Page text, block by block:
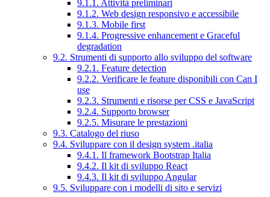
9.1.1. Attività preliminari
9.1.2. Web design responsivo e accessibile
9.1.3. Mobile first
9.1.4. Progressive enhancement e Graceful
degradation
9.2. Strumenti di supporto allo sviluppo del software
9.2.1. Feature detection
9.2.2. Verificare le feature disponibili con Can I
use
9.2.3. Strumenti e risorse per CSS e JavaScript
9.2.4. Supporto browser
9.2.5. Misurare le prestazioni
9.3. Catalogo del riuso
9.4. Sviluppare con il design system .italia
9.4.1. Il framework Bootstrap Italia
9.4.2. Il kit di sviluppo React
9.4.3. Il kit di sviluppo Angular
9.5. Sviluppare con i modelli di sito e servizi